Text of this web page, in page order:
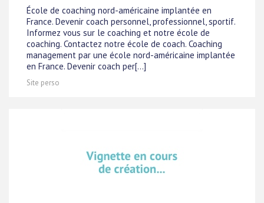
École de coaching nord-américaine implantée en
France. Devenir coach personnel, professionnel, sportif.
Informez vous sur le coaching et notre école de
coaching. Contactez notre école de coach. Coaching
management par une école nord-américaine implantée
en France. Devenir coach per[...]
Site perso